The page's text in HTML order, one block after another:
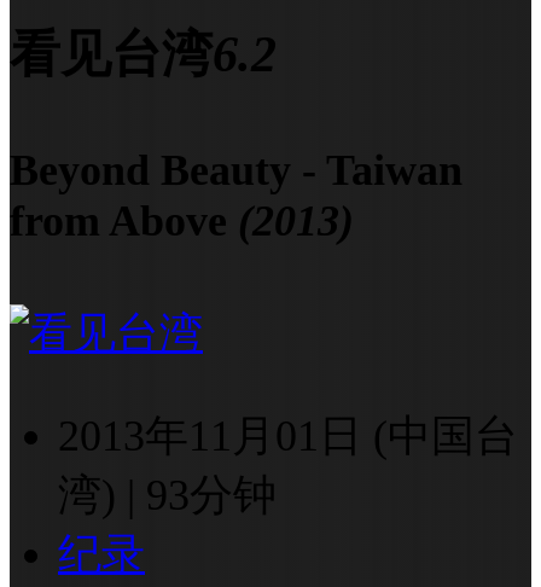
看见台湾6.2
Beyond Beauty - Taiwan
from Above (2013)
2013年11月01日 (中国台
湾) | 93分钟
纪录